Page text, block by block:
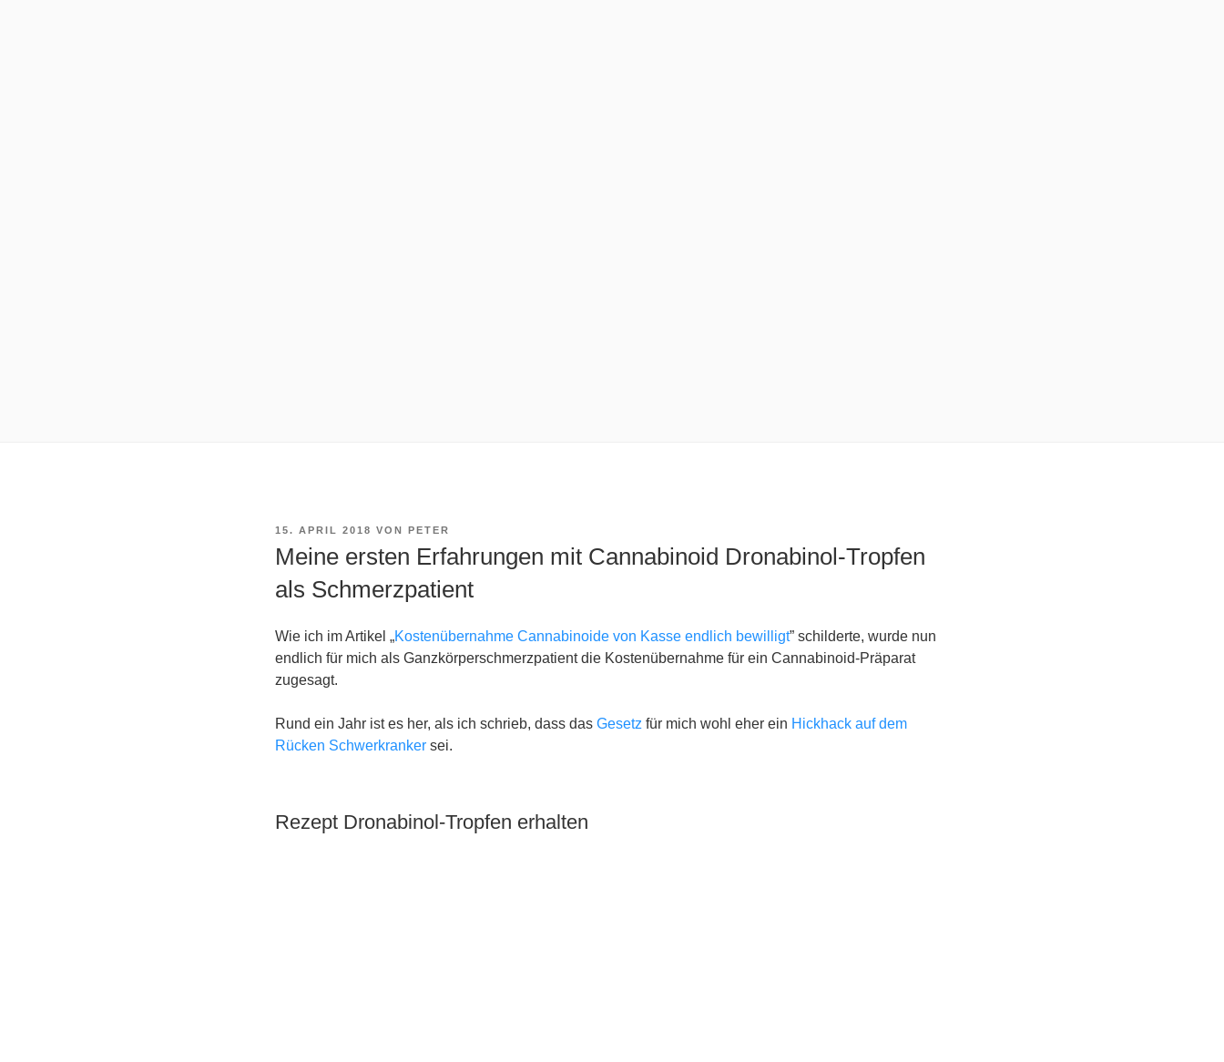
VERÖFFENTLICHT
15. APRIL 2018 VON PETER
Meine ersten Erfahrungen mit Cannabinoid Dronabinol-Tropfen
als Schmerzpatient
Wie ich im Artikel „Kostenübernahme Cannabinoide von Kasse endlich bewilligt” schilderte, wurde nun
endlich für mich als Ganzkörperschmerzpatient die Kostenübernahme für ein Cannabinoid-Präparat
zugesagt.
Rund ein Jahr ist es her, als ich schrieb, dass das Gesetz für mich wohl eher ein Hickhack auf dem
Rücken Schwerkranker sei.
Rezept Dronabinol-Tropfen erhalten